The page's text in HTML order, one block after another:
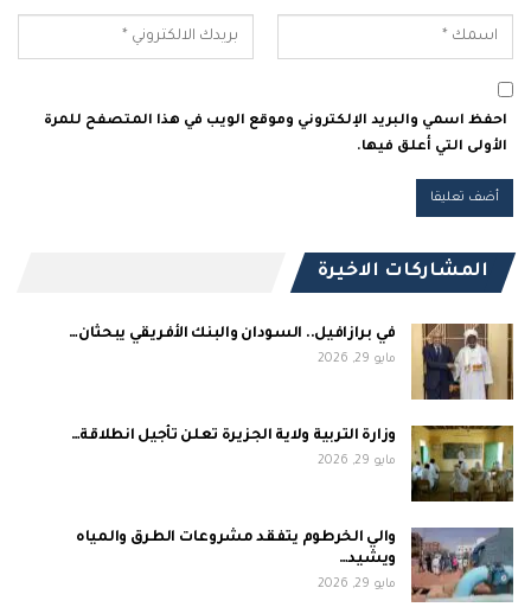
احفظ اسمي والبريد الإلكتروني وموقع الويب في هذا المتصفح للمرة
الأولى التي أعلق فيها.
المشاركات الاخيرة
في برازافيل.. السودان والبنك الأفريقي يبحثان…
مايو 29, 2026
وزارة التربية ولاية الجزيرة تعلن تأجيل انطلاقة…
مايو 29, 2026
والي الخرطوم يتفقد مشروعات الطرق والمياه
ويشيد…
مايو 29, 2026